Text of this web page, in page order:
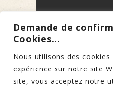
Demande de
Cookies...
Nous utilisons des
expérience sur notre site
site, vous acceptez notre